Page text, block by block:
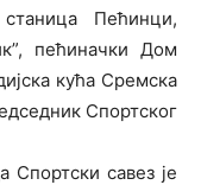
Пећинци,
пећиначки Дом
кућа Сремска
Спортског
Спортски савез је